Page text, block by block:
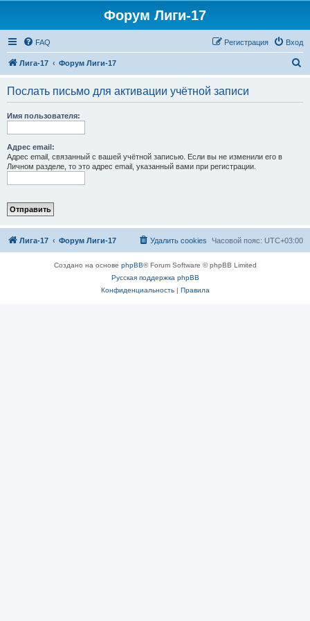
Форум Лиги-17
FAQ Вход
Регистрация
Лига-17 Форум Лиги-17
Послать письмо для активации учётной записи
Имя пользователя:
Адрес email:
Адрес email, связанный с вашей учётной записью. Если вы не изменили его в
Личном разделе, то это адрес email, указанный вами при регистрации.
Лига-17 Форум Лиги-17 Часовой пояс: UTC+03:00
Удалить cookies
Создано на основе phpBB® Forum Software © phpBB Limited
Русская поддержка phpBB
Конфиденциальность| Правила